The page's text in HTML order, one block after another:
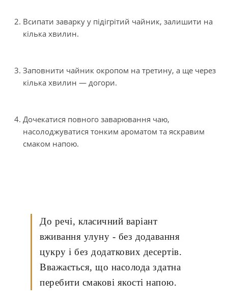
Всипати заварку у підігрітий чайник, залишити на
кілька хвилин.
Заповнити чайник окропом на третину, а ще через
кілька хвилин — догори.
Дочекатися повного заварювання чаю,
насолоджуватися тонким ароматом та яскравим
смаком напою.
До речі, класичний варіант
вживання улуну - без додавання
цукру і без додаткових десертів.
Вважається, що насолода здатна
перебити смакові якості напою.